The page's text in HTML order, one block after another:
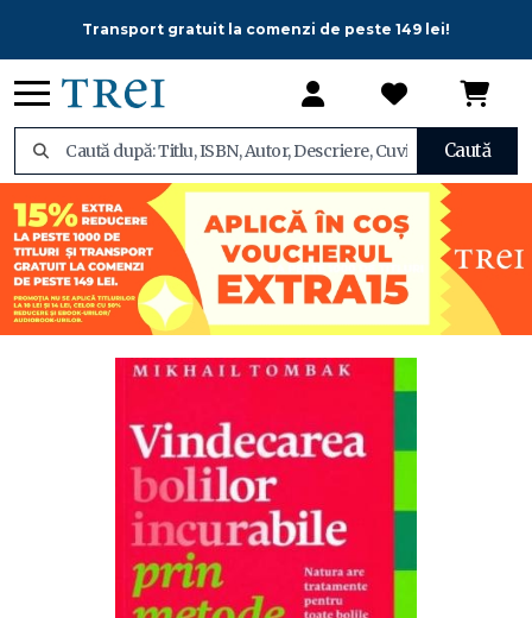
Transport gratuit la comenzi de peste 149 lei!
Caută